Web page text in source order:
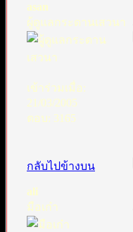
asan
ผู้ดูแลกระดานเสวนา
เข้าร่วมเมื่อ:
21/03/2005
ตอบ: 3165
กลับไปข้างบน
ali
มือเก๋า